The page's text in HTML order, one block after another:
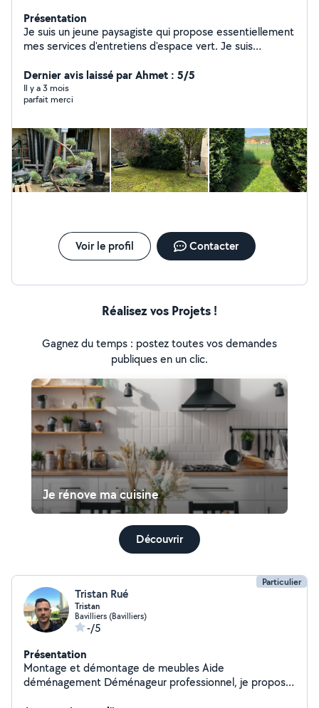
Présentation
Je suis un jeune paysagiste qui propose essentiellement
mes services d'entretiens d'espace vert. Je suis
connaissances à mes clients. J'agis sur un large
périmètre autour de Belfort/Montbéliard.
Dernier avis laissé par Ahmet : 5/5
Il y a 3 mois
parfait merci
Voir le profil Contacter
Réalisez vos Projets !
Gagnez du temps : postez toutes vos demandes
publiques en un clic.
Je rénove ma cuisine
Découvrir
Particulier
Tristan Rué
Tristan
Bavilliers (Bavilliers)
-/5
Présentation
Montage et démontage de meubles Aide
déménagement Déménageur professionnel, je propose